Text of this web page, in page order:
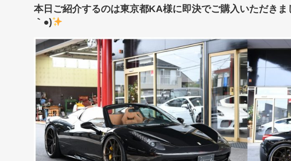
本日ご紹介するのは東京都KA様に即決でご購入いただき
｀●)